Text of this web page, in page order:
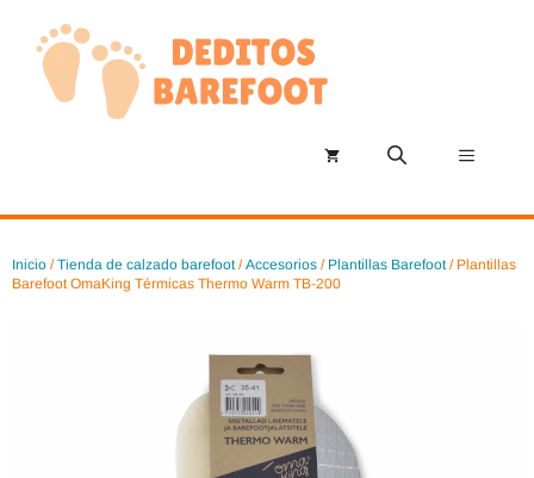
contenido
Menú
Inicio /Tienda de calzado barefoot/Accesorios / Plantillas Barefoot/ Plantillas
Barefoot OmaKing Térmicas Thermo Warm TB-200